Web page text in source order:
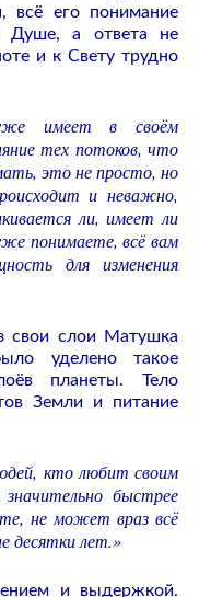
всё его понимание
Душе, а ответа не
и к Свету трудно
имеет в своём
тех потоков, что
это не просто, но
и неважно,
ли, имеет ли
понимаете, всё вам
для изменения
свои слои Матушка
уделено такое
планеты. Тело
Земли и питание
кто любит своим
быстрее
не может враз всё
десятки лет.»
и выдержкой.